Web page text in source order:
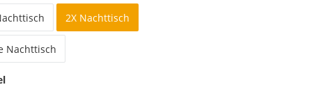
2X Nachttisch
Nachttisch